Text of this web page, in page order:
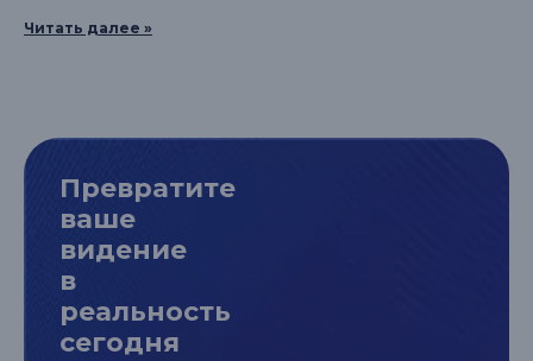
Читать далее »
Превратите
ваше
видение
в
реальность
сегодня